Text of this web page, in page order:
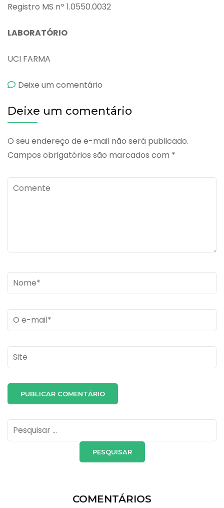
Registro MS nº 1.0550.0032
LABORATÓRIO
UCI FARMA
Deixe um comentário
Deixe um comentário
O seu endereço de e-mail não será publicado.
Campos obrigatórios são marcados com *
Comente
Name*
Email *
Site
Pesquisar
por:
COMENTÁRIOS